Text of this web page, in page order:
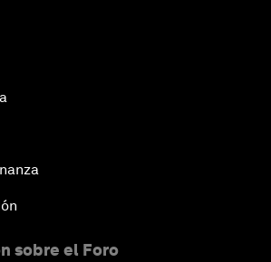
sobre el Foro